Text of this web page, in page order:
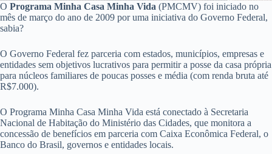
O Programa Minha Casa Minha Vida (PMCMV) foi iniciado no
mês de março do ano de 2009 por uma iniciativa do Governo Federal,
sabia?
O Governo Federal fez parceria com estados, municípios, empresas e
entidades sem objetivos lucrativos para permitir a posse da casa própria
para núcleos familiares de poucas posses e média (com renda bruta até
R$7.000).
O Programa Minha Casa Minha Vida está conectado à Secretaria
Nacional de Habitação do Ministério das Cidades, que monitora a
concessão de benefícios em parceria com Caixa Econômica Federal, o
Banco do Brasil, governos e entidades locais.